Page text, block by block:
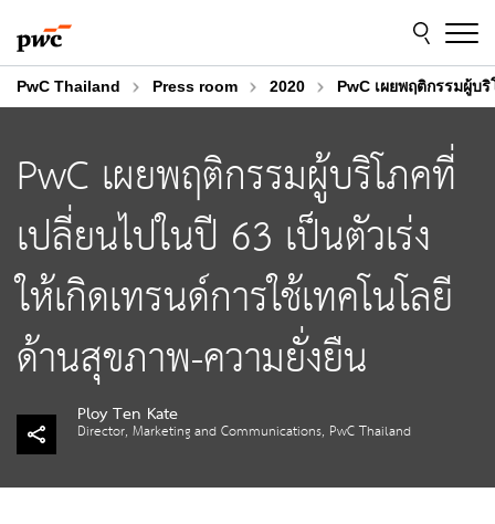
to
content
to
footer
PwC Thailand Press room 2020 PwC เผยพฤติกรรมผู้บ
PwC เผยพฤติกรรมผู้บริโภคที่
เปลี่ยนไปในปี 63 เป็นตัวเร่ง
ให้เกิดเทรนด์การใช้เทคโนโลยี
ด้านสุขภาพ-ความยั่งยืน
Ploy Ten Kate
Director, Marketing and Communications, PwC Thailand